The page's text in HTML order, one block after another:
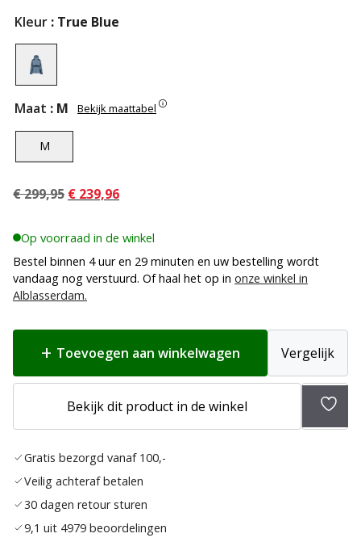
Kleur : True Blue
Maat : M Bekijk maattabel
M
€299,95 Oorspronkelijke
was:
€ 239,96Huidige
is:
Op voorraad in de winkel
Bestel binnen 4 uur en 29 minuten en uw bestelling wordt
vandaag nog verstuurd. Of haal het op in onze winkel in
Alblasserdam.
Toevoegen aan winkelwagen Vergelijk
Bekijk dit product in de winkel
Gratis bezorgd vanaf 100,-
Veilig achteraf betalen
30 dagen retour sturen
9,1 uit 4979 beoordelingen